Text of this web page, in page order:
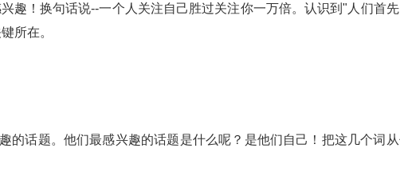
趣！换句话说--一个人关注自己胜过关注你一万倍。认识到"人们首
所在。
的话题。他们最感兴趣的话题是什么呢？是他们自己！把这几个词